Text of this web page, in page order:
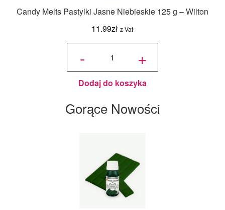
Candy Melts Pastylki Jasne Niebieskie 125 g – Wilton
11.99zł z Vat
-
ilość
Pastylki
Jasne
Niebieskie
125 g -
Wilton
+
Dodaj do koszyka
Gorące Nowości